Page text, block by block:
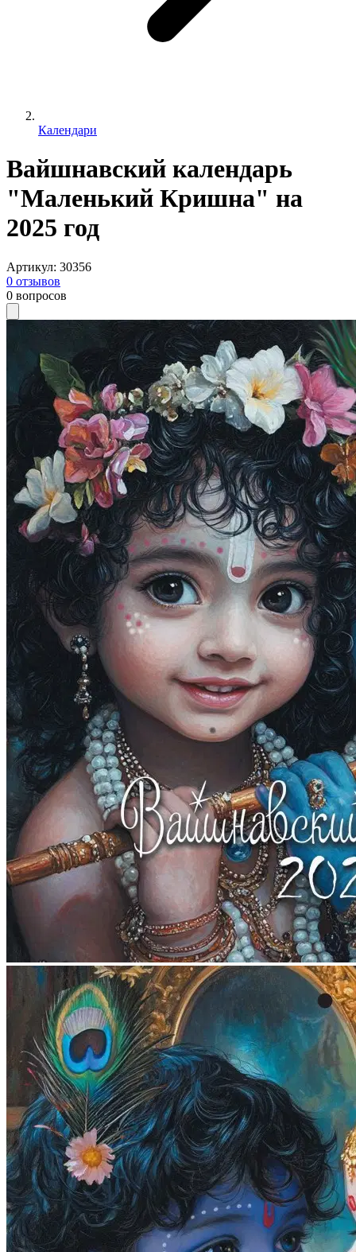
Календари
Вайшнавский календарь
"Маленький Кришна" на
2025 год
Артикул: 30356
0 отзывов
0 вопросов